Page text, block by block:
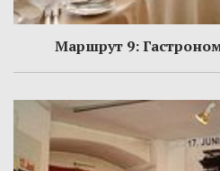
Маршрут 9: